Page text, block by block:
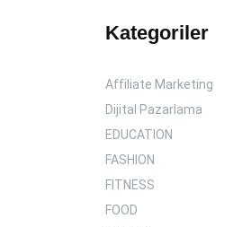
Kategoriler
Affiliate Marketing
Dijital Pazarlama
EDUCATION
FASHION
FITNESS
FOOD